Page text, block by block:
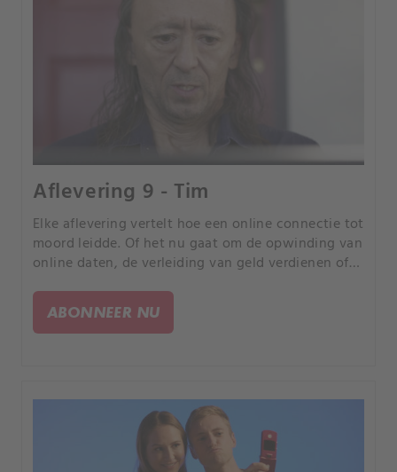
Aflevering 9 - Tim
Elke aflevering vertelt hoe een online connectie tot
moord leidde. Of het nu gaat om de opwinding van
online daten, de verleiding van geld verdienen of
anders, maar iedereen heeft een tragisch einde.
ABONNEER NU